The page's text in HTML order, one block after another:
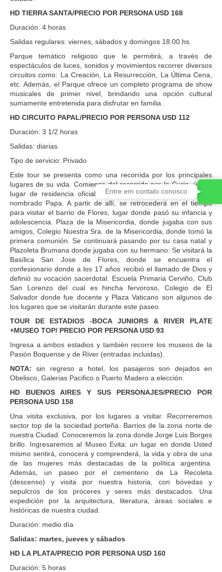
HD TIERRA SANTA/PRECIO POR PERSONA USD 168
Duración: 4 horas
Salidas regulares: viernes, sábados y domingos 18:00 hs.
Parque temático religioso que le permitirá, a través de
espectáculos de luces, sonidos y movimientos recorrer diversos
circuitos como: La Creación, La Resurrección, La Última Cena,
etc. Además, el Parque ofrece un completo programa de show
musicales de primer nivel, brindando una opción cultural
sumamente entretenida para disfrutar en familia.
HD CIRCUITO PAPAL/PRECIO POR PERSONA USD 112
Duración: 3 1/2 horas
Salidas: diarias.
Tipo de servicio: Privado
Este tour se presenta como una recorrida por los principales
lugares de su vida. Comienzo del recorrido por la Curia, último
lugar de residencia oficial de Jorge Bergoglio, antes de ser
nombrado Papa. A partir de allí, se retrocederá en el tiempo
para visitar el barrio de Flores, lugar donde pasó su infancia y
adolescencia. Plaza de la Misericordia, donde jugaba con sus
amigos, Colegio Nuestra Sra. de la Misericordia, donde tomó la
primera comunión. Se continuará pasando por su casa natal y
Plazoleta Brumana donde jugaba con su hermano. Se visitará la
Basílica San Jose de Flores, donde se encuentra el
confesionario donde a los 17 años recibió el llamado de Dios y
definió su vocación sacerdotal. Escuela Primaria Cerviño, Club
San Lorenzo del cual es hincha fervoroso, Colegio de El
Salvador donde fue docente y Plaza Vaticano son algunos de
los lugares que se visitarán durante este paseo.
TOUR DE ESTADIOS -BOCA JUNIORS & RIVER PLATE
+MUSEO TOP/ PRECIO POR PERSONA USD 93
Ingresa a ambos estadios y también recorre los museos de la
Pasión Boquense y de River (entradas incluidas).
NOTA: sin regreso a hotel, los pasajeros son dejados en
Obelisco, Galerias Pacifico o Puerto Madero a elección.
HD BUENOS AIRES Y SUS PERSONAJES/PRECIO POR
PERSONA USD 158
Una visita exclusiva, por los lugares a visitar. Recorreremos
sector top de la sociedad porteña. Barrios de la zona norte de
nuestra Ciudad. Conoceremos la zona donde Jorge Luis Borges
brillo. Ingresaremos al Museo Evita: un lugar en donde Usted
mismo sentirá, conocerá y comprenderá, la vida y obra de una
de las mujeres más destacadas de la política argentina.
Además, un paseo por el cementerio de La Recoleta
(descenso) y visita por nuestra historia, con bóvedas y
sepulcros de los próceres y seres más destacados. Una
expedición por la arquitectura, literatura, áreas sociales e
históricas de nuestra ciudad.
Duración: medio día
Salidas: martes, jueves y sábados
HD LA PLATA/PRECIO POR PERSONA USD 160
Duración: 5 horas
Entre em contato conosco